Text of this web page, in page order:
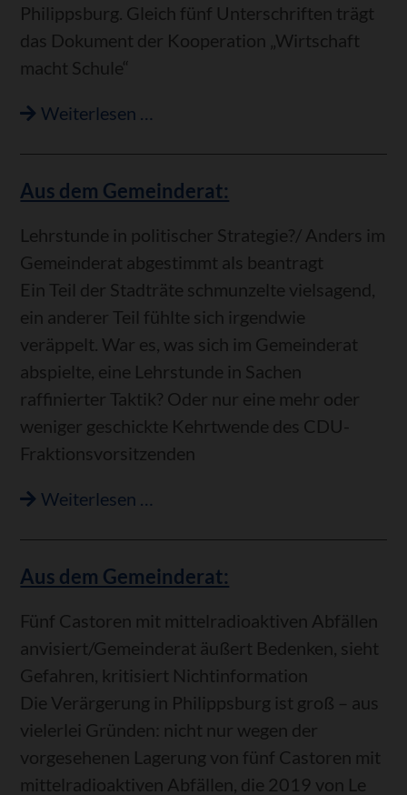
Philippsburg. Gleich fünf Unterschriften trägt
das Dokument der Kooperation „Wirtschaft
macht Schule“
Weiterlesen …
vorbereiten
Aus dem Gemeinderat:
Lehrstunde in politischer Strategie?/ Anders im
Gemeinderat abgestimmt als beantragt
Ein Teil der Stadträte schmunzelte vielsagend,
ein anderer Teil fühlte sich irgendwie
veräppelt. War es, was sich im Gemeinderat
abspielte, eine Lehrstunde in Sachen
raffinierter Taktik? Oder nur eine mehr oder
weniger geschickte Kehrtwende des CDU-
Fraktionsvorsitzenden
Weiterlesen …
Aus dem Gemeinderat:
Fünf Castoren mit mittelradioaktiven Abfällen
anvisiert/Gemeinderat äußert Bedenken, sieht
Gefahren, kritisiert Nichtinformation
Die Verärgerung in Philippsburg ist groß – aus
vielerlei Gründen: nicht nur wegen der
vorgesehenen Lagerung von fünf Castoren mit
mittelradioaktiven Abfällen, die 2019 von Le